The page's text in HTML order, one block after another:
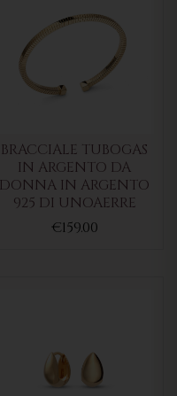
BRACCIALE TUBOGAS
IN ARGENTO DA
DONNA IN ARGENTO
925 DI UNOAERRE
€159.00